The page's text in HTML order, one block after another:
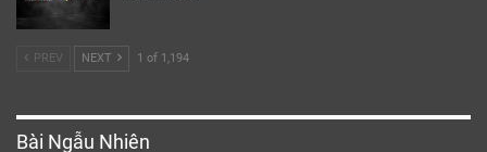
PREV NEXT 1 of 1,194
Bài Ngẫu Nhiên